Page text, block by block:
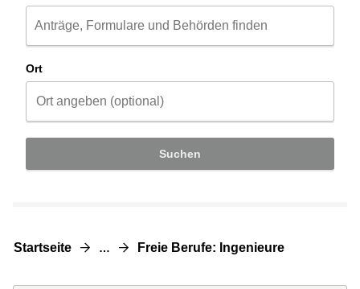
Ort
Suchen
Startseite … Freie Berufe: Ingenieure